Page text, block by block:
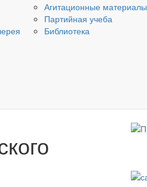
Агитационные материалы
Партийная учеба
Библиотека